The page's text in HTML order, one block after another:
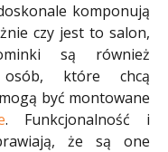
komponują
czy jest to salon,
są również
osób, które chcą
być montowane
. Funkcjonalność i
że są one